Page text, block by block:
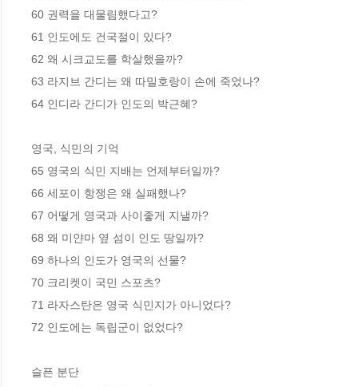
60 권력을 대물림했다고?
61 인도에도 건국절이 있다?
62 왜 시크교도를 학살했을까?
63 라지브 간디는 왜 따밀호랑이 손에 죽었나?
64 인디라 간디가 인도의 박근혜?
영국, 식민의 기억
65 영국의 식민 지배는 언제부터일까?
66 세포이 항쟁은 왜 실패했나?
67 어떻게 영국과 사이좋게 지낼까?
68 왜 미얀마 옆 섬이 인도 땅일까?
69 하나의 인도가 영국의 선물?
70 크리켓이 국민 스포츠?
71 라자스탄은 영국 식민지가 아니었다?
72 인도에는 독립군이 없었다?
슬픈 분단